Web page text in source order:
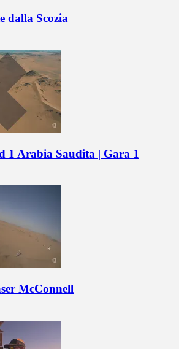
dalla Scozia
1 Arabia Saudita | Gara 1
McConnell